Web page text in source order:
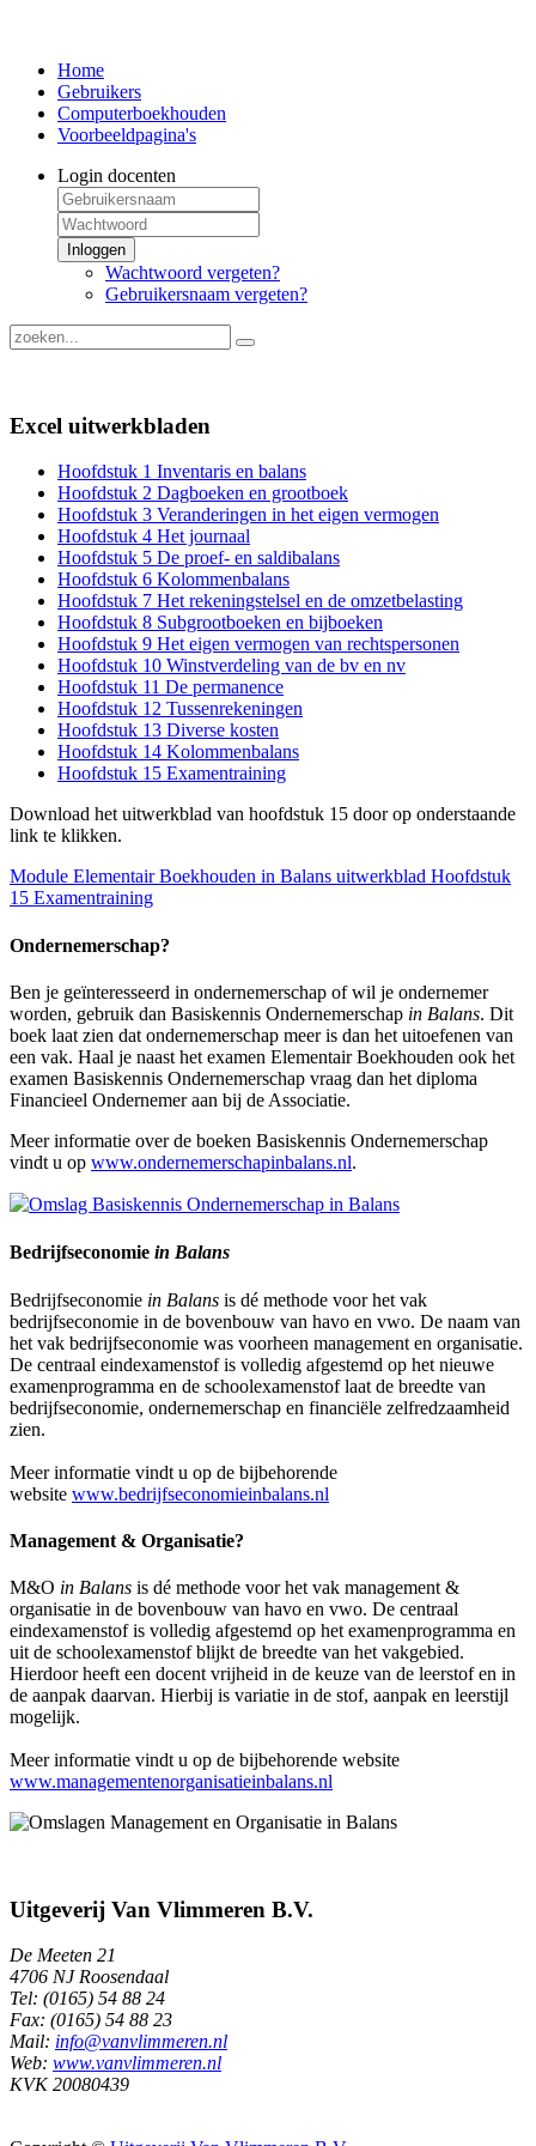
Home
Gebruikers
Computerboekhouden
Voorbeeldpagina's
Login docenten
Inloggen
Wachtwoord vergeten?
Gebruikersnaam vergeten?
Excel uitwerkbladen
Hoofdstuk 1 Inventaris en balans
Hoofdstuk 2 Dagboeken en grootboek
Hoofdstuk 3 Veranderingen in het eigen vermogen
Hoofdstuk 4 Het journaal
Hoofdstuk 5 De proef- en saldibalans
Hoofdstuk 6 Kolommenbalans
Hoofdstuk 7 Het rekeningstelsel en de omzetbelasting
Hoofdstuk 8 Subgrootboeken en bijboeken
Hoofdstuk 9 Het eigen vermogen van rechtspersonen
Hoofdstuk 10 Winstverdeling van de bv en nv
Hoofdstuk 11 De permanence
Hoofdstuk 12 Tussenrekeningen
Hoofdstuk 13 Diverse kosten
Hoofdstuk 14 Kolommenbalans
Hoofdstuk 15 Examentraining
Download het uitwerkblad van hoofdstuk 15 door op onderstaande
link te klikken.
Module Elementair Boekhouden in Balans uitwerkblad Hoofdstuk
15 Examentraining
Ondernemerschap?
Ben je geïnteresseerd in ondernemerschap of wil je ondernemer
worden, gebruik dan Basiskennis Ondernemerschap in Balans. Dit
boek laat zien dat ondernemerschap meer is dan het uitoefenen van
een vak. Haal je naast het examen Elementair Boekhouden ook het
examen Basiskennis Ondernemerschap vraag dan het diploma
Financieel Ondernemer aan bij de Associatie.
Meer informatie over de boeken Basiskennis Ondernemerschap
vindt u op www.ondernemerschapinbalans.nl.
Bedrijfseconomie in Balans
Bedrijfseconomie in Balans is dé methode voor het vak
bedrijfseconomie in de bovenbouw van havo en vwo. De naam van
het vak bedrijfseconomie was voorheen management en organisatie.
De centraal eindexamenstof is volledig afgestemd op het nieuwe
examenprogramma en de schoolexamenstof laat de breedte van
bedrijfseconomie, ondernemerschap en financiële zelfredzaamheid
zien.
Meer informatie vindt u op de bijbehorende
website www.bedrijfseconomieinbalans.nl
Management & Organisatie?
M&O in Balans is dé methode voor het vak management &
organisatie in de bovenbouw van havo en vwo. De centraal
eindexamenstof is volledig afgestemd op het examenprogramma en
uit de schoolexamenstof blijkt de breedte van het vakgebied.
Hierdoor heeft een docent vrijheid in de keuze van de leerstof en in
de aanpak daarvan. Hierbij is variatie in de stof, aanpak en leerstijl
mogelijk.
Meer informatie vindt u op de bijbehorende website
www.managementenorganisatieinbalans.nl
Uitgeverij Van Vlimmeren B.V.
De Meeten 21
4706 NJ Roosendaal
Tel: (0165) 54 88 24
Fax: (0165) 54 88 23
Mail: info@vanvlimmeren.nl
Web: www.vanvlimmeren.nl
KVK 20080439